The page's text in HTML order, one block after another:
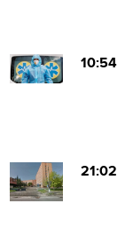
10:54
21:02